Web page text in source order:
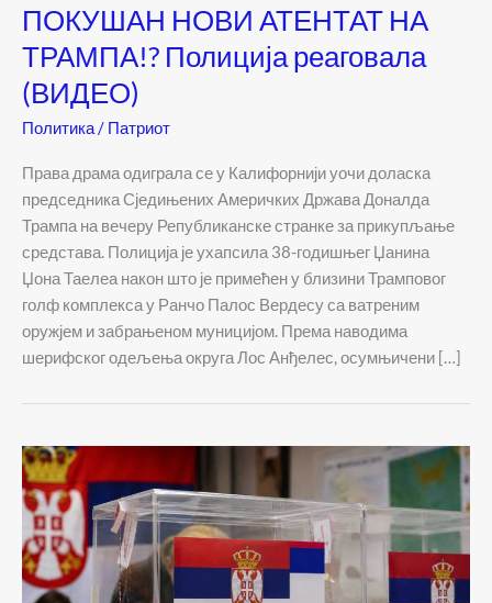
ПОКУШАН НОВИ АТЕНТАТ НА
ТРАМПА!? Полиција реаговала
(ВИДЕО)
Политика/ Патриот
Права драма одиграла се у Калифорнији уочи доласка
председника Сједињених Америчких Држава Доналда
Трампа на вечеру Републиканске странке за прикупљање
средстава. Полиција је ухапсила 38-годишњег Џанина
Џона Таелеа након што је примећен у близини Трамповог
голф комплекса у Ранчо Палос Вердесу са ватреним
оружјем и забрањеном муницијом. Према наводима
шерифског одељења округа Лос Анђелес, осумњичени […]